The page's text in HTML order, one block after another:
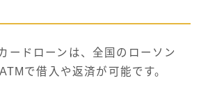
ードローンは、全国のローソン
で借入や返済が可能です。